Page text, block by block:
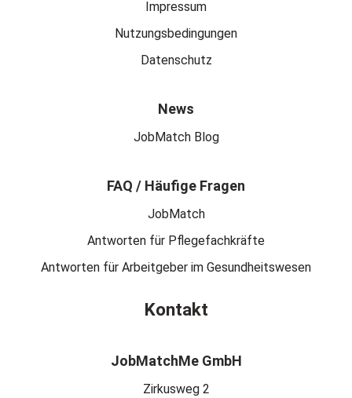
Impressum
Nutzungsbedingungen
Datenschutz
News
JobMatch Blog
FAQ / Häufige Fragen
JobMatch
Antworten für Pflegefachkräfte
Antworten für Arbeitgeber im Gesundheitswesen
Kontakt
JobMatchMe GmbH
Zirkusweg 2